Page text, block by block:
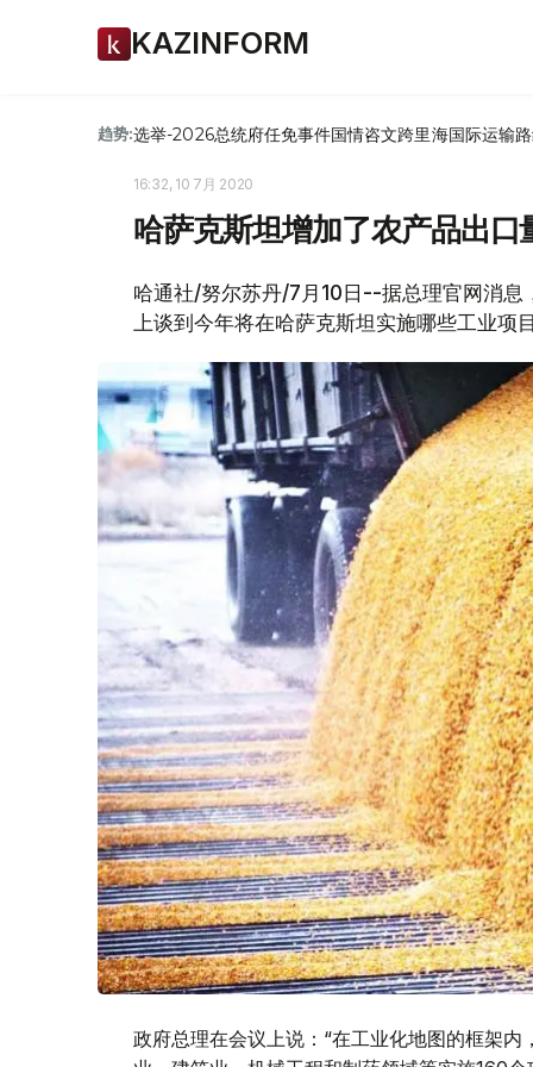
KAZINFORM
趋势:选举-2026总统府任免事件国情咨文跨里海国际运输
16:32, 10 7月 2020
哈萨克斯坦增加了农产品出口
哈通社/努尔苏丹/7月10日--据总理官网消息
上谈到今年将在哈萨克斯坦实施哪些工业项
政府总理在会议上说：“在工业化地图的框架